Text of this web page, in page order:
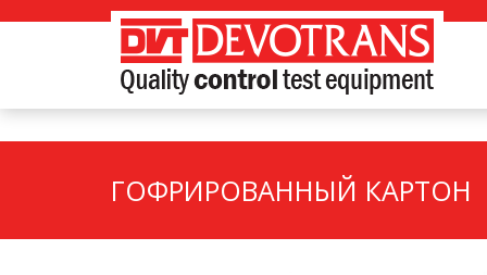
ГОФРИРОВАННЫЙ КАРТОН